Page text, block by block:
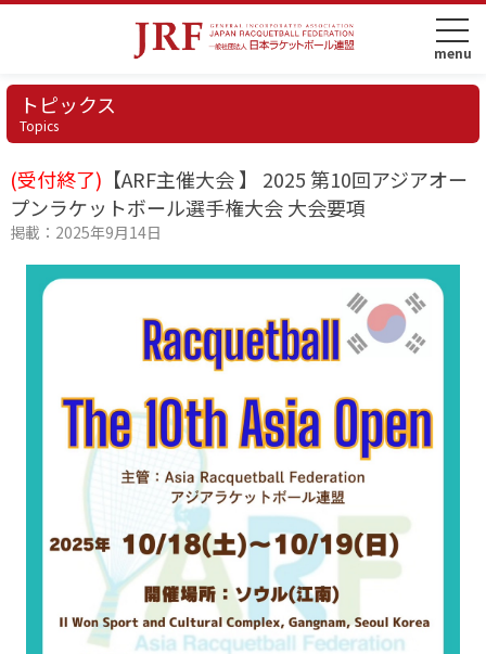
トピックス
Topics
(受付終了) 【ARF主催大会 】 2025 第10回アジアオー
プンラケットボール選手権大会 大会要項
掲載：2025年9月14日